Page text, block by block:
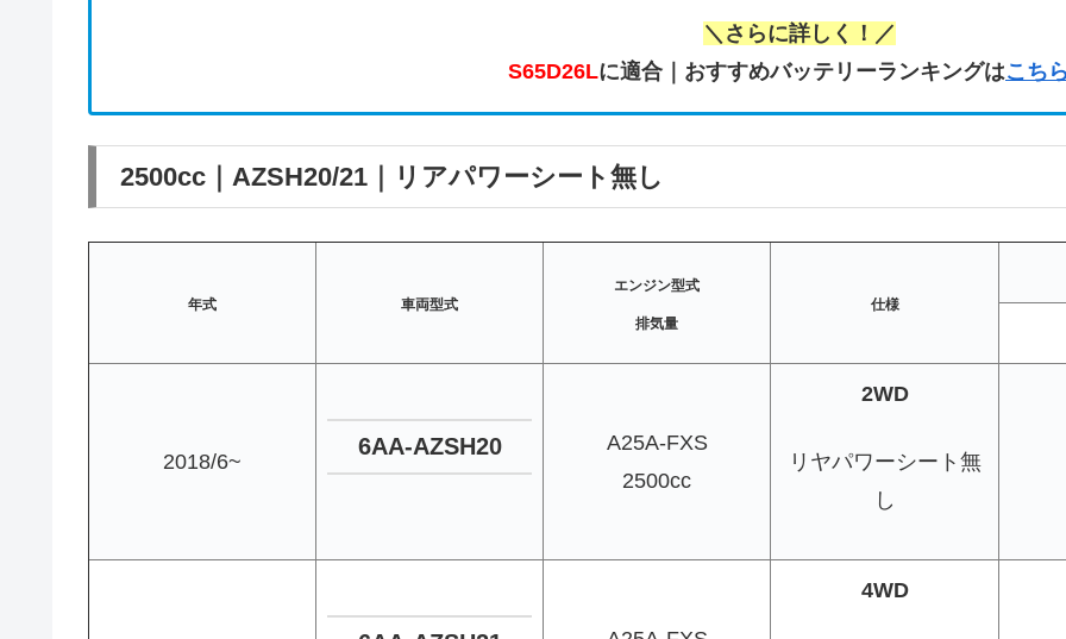
＼さらに詳しく！／
S65D26Lに適合｜おすすめバッテリーランキングはこち
2500cc｜AZSH20/21｜リアパワーシート無し
年式 車両型式
エンジン型式
排気量
仕様
2018/6~
6AA-AZSH20
A25A-FXS
2500cc
2WD
リヤパワーシート無
し
4WD